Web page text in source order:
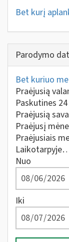
Bet kurį
Parodymo
Bet kuriuo
Praėjusią
Paskutines
Praėjusią
Praėjusį
Praėjusiais
Nuo
Iki